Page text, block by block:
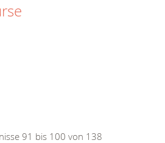
91 bis 100 von 138